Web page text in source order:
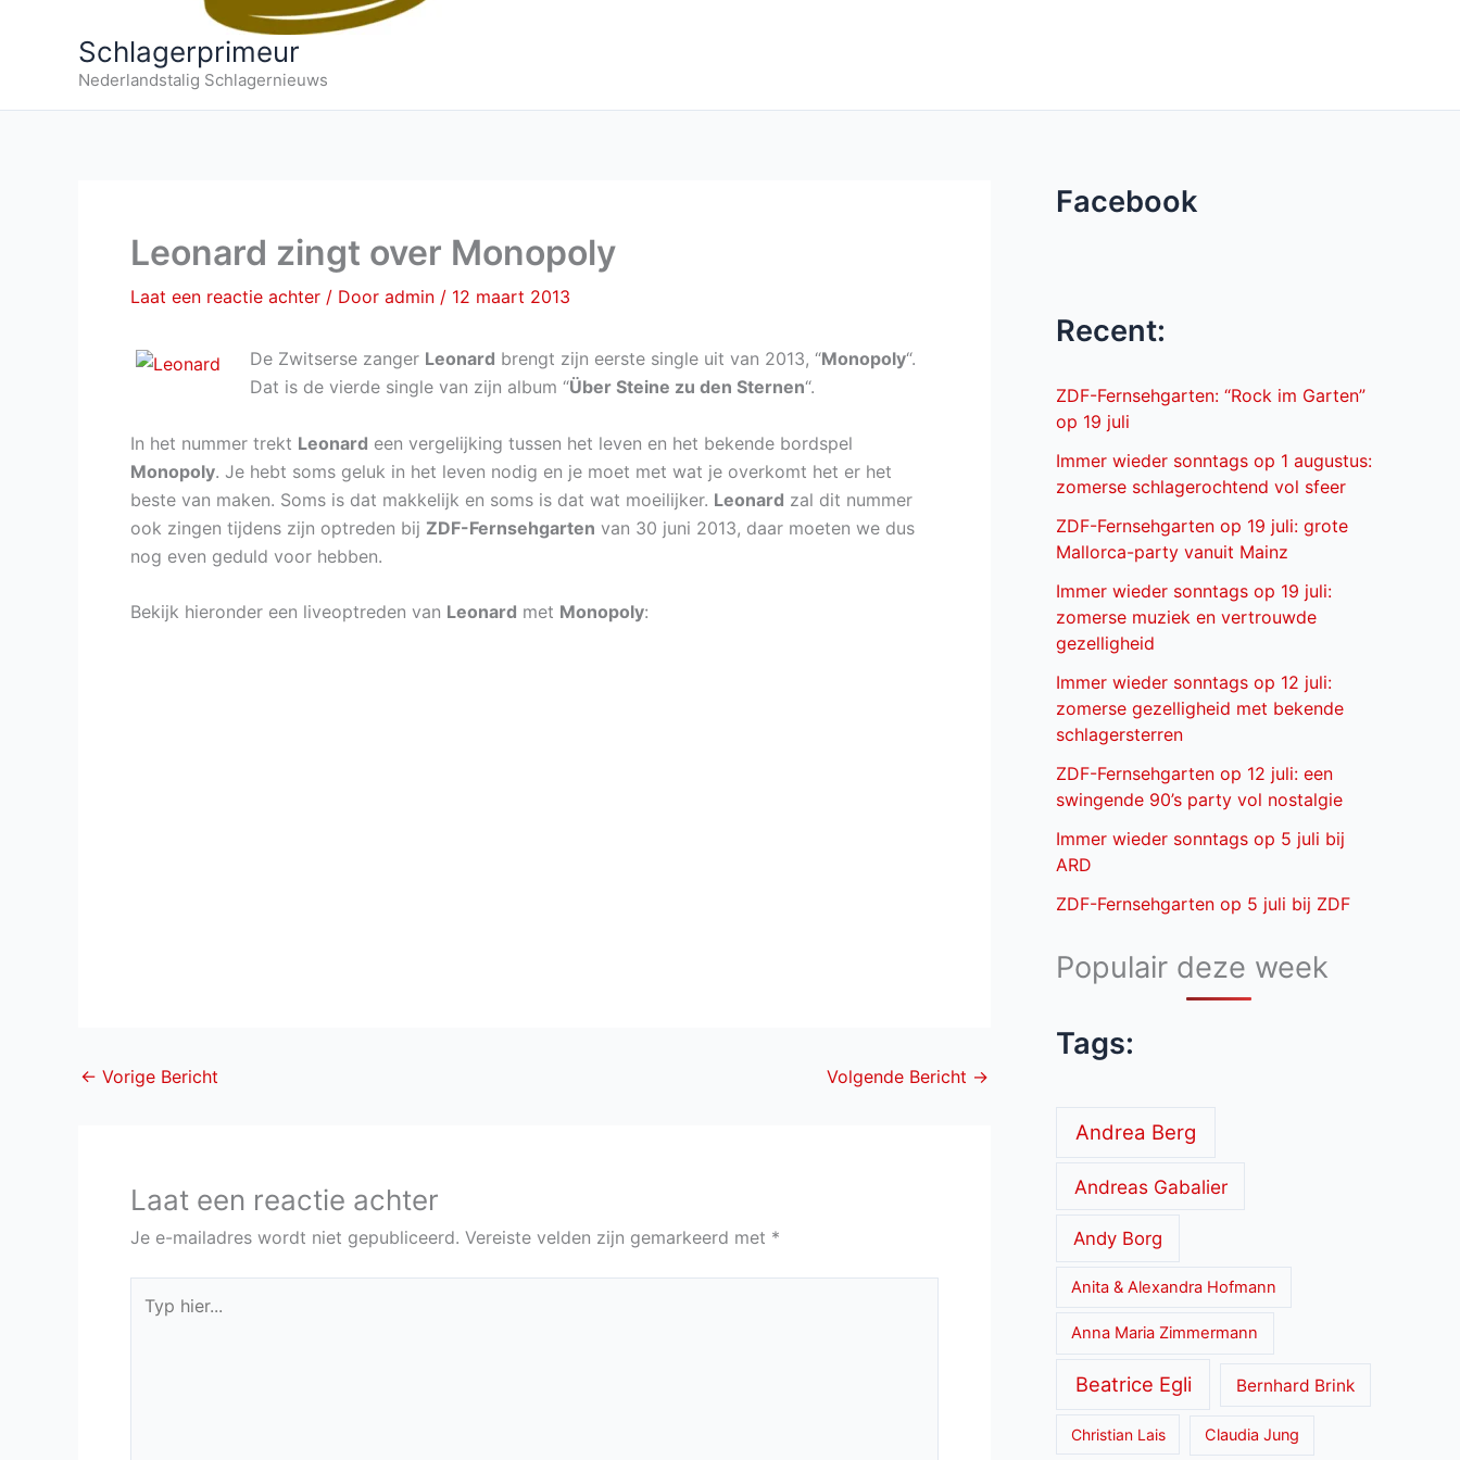
Schlagerprimeur
Nederlandstalig Schlagernieuws
Leonard zingt over Monopoly
Laat een reactie achter / Door admin / 12 maart 2013
De Zwitserse zanger Leonard brengt zijn eerste single uit van 2013, “Monopoly“.
Dat is de vierde single van zijn album “Über Steine zu den Sternen“.
In het nummer trekt Leonard een vergelijking tussen het leven en het bekende bordspel
Monopoly. Je hebt soms geluk in het leven nodig en je moet met wat je overkomt het er het
beste van maken. Soms is dat makkelijk en soms is dat wat moeilijker. Leonard zal dit nummer
ook zingen tijdens zijn optreden bij ZDF-Fernsehgarten van 30 juni 2013, daar moeten we dus
nog even geduld voor hebben.
Bekijk hieronder een liveoptreden van Leonard met Monopoly:
← Vorige Bericht Volgende Bericht →
Laat een reactie achter
Je e-mailadres wordt niet gepubliceerd. Vereiste velden zijn gemarkeerd met *
hier...
Facebook
Recent:
ZDF-Fernsehgarten: “Rock im Garten”
op 19 juli
Immer wieder sonntags op 1 augustus:
zomerse schlagerochtend vol sfeer
ZDF-Fernsehgarten op 19 juli: grote
Mallorca-party vanuit Mainz
Immer wieder sonntags op 19 juli:
zomerse muziek en vertrouwde
gezelligheid
Immer wieder sonntags op 12 juli:
zomerse gezelligheid met bekende
schlagersterren
ZDF-Fernsehgarten op 12 juli: een
swingende 90’s party vol nostalgie
Immer wieder sonntags op 5 juli bij
ARD
ZDF-Fernsehgarten op 5 juli bij ZDF
Populair deze week
Tags:
Andrea Berg
Andreas Gabalier
Andy Borg
Anita & Alexandra Hofmann
Anna Maria Zimmermann
Beatrice Egli Bernhard Brink
Christian Lais Claudia Jung